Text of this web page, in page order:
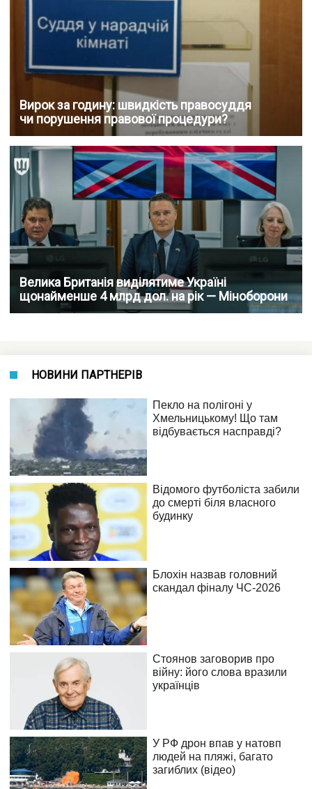
Вирок за годину: швидкість правосуддя
чи порушення правової процедури?
Велика Британія виділятиме Україні
щонайменше 4 млрд дол. на рік — Міноборони
НОВИНИ ПАРТНЕРІВ